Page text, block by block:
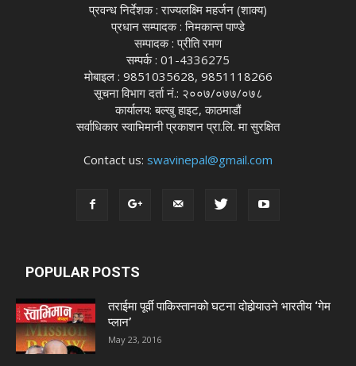
प्रवन्ध निर्देशक : राज्यलक्ष्मि महर्जन (शाक्य)
प्रधान सम्पादक : निमकान्त पाण्डे
सम्पादक : प्रीति रमण
सम्पर्क : 01-4336275
मोबाइल : 9851035628, 9851118266
सूचना विभाग दर्ता नं.: २००७/०७७/०७८
कार्यालय: बल्खु हाइट, काठमाडौं
सर्वाधिकार स्वाभिमानी प्रकाशन प्रा.लि. मा सुरक्षित
Contact us: swavinepal@gmail.com
POPULAR POSTS
तराईमा पूर्वी पाकिस्तानको घटना दोहोर्‍याउने भारतीय ‘गेम
प्लान’
May 23, 2016